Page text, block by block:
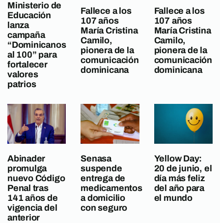
Ministerio de
Educación
lanza
campaña
“Dominicanos
al 100” para
fortalecer
valores
patrios
Fallece a los
107 años
María Cristina
Camilo,
pionera de la
comunicación
dominicana
Fallece a los
107 años
María Cristina
Camilo,
pionera de la
comunicación
dominicana
Abinader
promulga
nuevo Código
Penal tras
141 años de
vigencia del
anterior
Senasa
suspende
entrega de
medicamentos
a domicilio
con seguro
Yellow Day:
20 de junio, el
día más feliz
del año para
el mundo